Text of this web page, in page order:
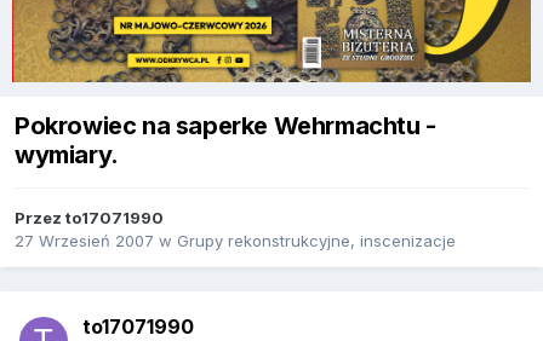
Pokrowiec na saperke Wehrmachtu -
wymiary.
Przez to17071990
27 Wrzesień 2007 w Grupy rekonstrukcyjne, inscenizacje
to17071990